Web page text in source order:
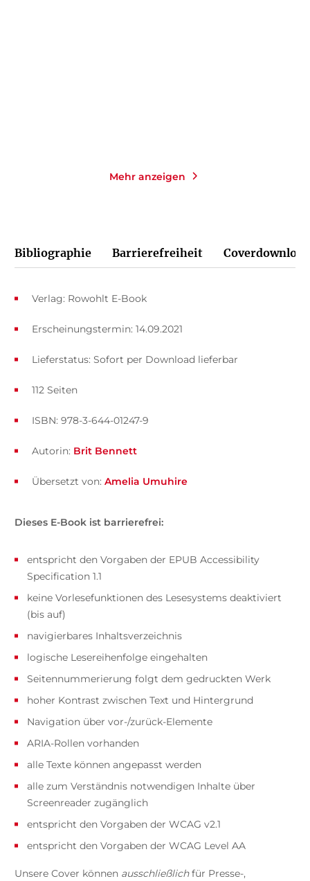
Mehr anzeigen
Bibliographie Barrierefreiheit Coverdownload
Verlag: Rowohlt E-Book
Übersetzt von: Amelia Umuhire
Erscheinungstermin: 14.09.2021
Lieferstatus: Sofort per Download lieferbar
ISBN: 978-3-644-01247-9
112 Seiten
Autorin: Brit Bennett
Dieses E-Book ist barrierefrei:
entspricht den Vorgaben der EPUB Accessibility
Specification 1.1
keine Vorlesefunktionen des Lesesystems deaktiviert
(bis auf)
navigierbares Inhaltsverzeichnis
logische Lesereihenfolge eingehalten
Seitennummerierung folgt dem gedruckten Werk
hoher Kontrast zwischen Text und Hintergrund
Navigation über vor-/zurück-Elemente
ARIA-Rollen vorhanden
alle Texte können angepasst werden
alle zum Verständnis notwendigen Inhalte über
Screenreader zugänglich
entspricht den Vorgaben der WCAG v2.1
entspricht den Vorgaben der WCAG Level AA
Unsere Cover können ausschließlichfür Presse-,